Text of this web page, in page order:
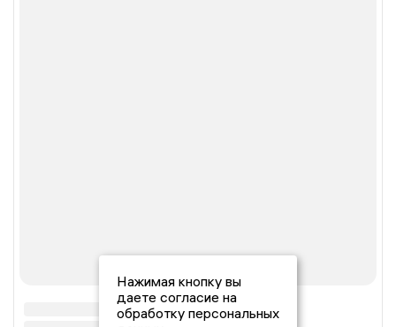
Нажимая кнопку вы
даете согласие на
обработку персональных